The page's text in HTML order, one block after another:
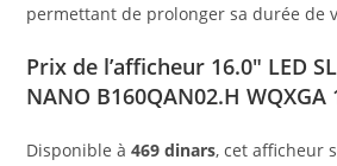
permettant de prolonger sa durée de
Prix de l’afficheur 16.0″ LED
NANO B160QAN02.H WQXGA
Disponible à469 dinars, cet afficheur